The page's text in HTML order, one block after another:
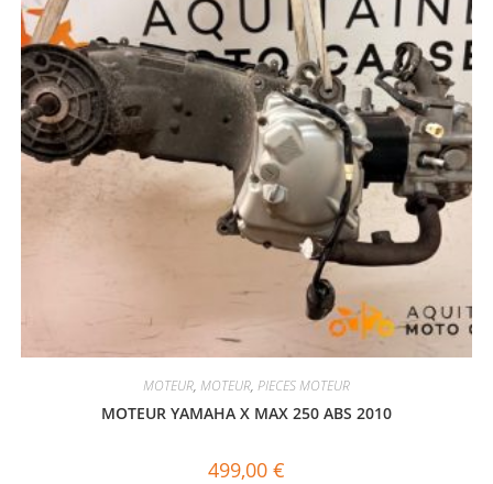
MOTEUR, MOTEUR, PIECES MOTEUR
MOTEUR YAMAHA X MAX 250 ABS 2010
499,00 €